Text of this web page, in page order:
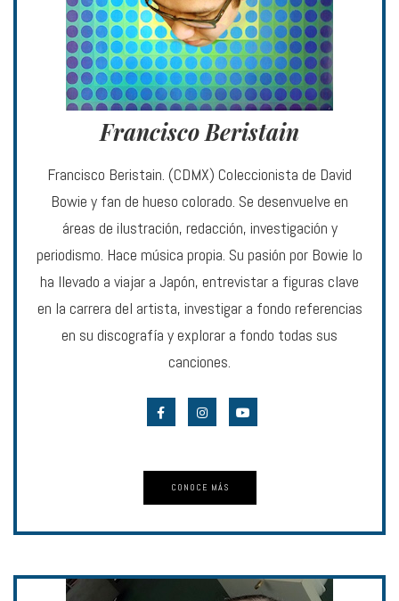
Francisco Beristain
Francisco Beristain. (CDMX) Coleccionista de David
Bowie y fan de hueso colorado. Se desenvuelve en
áreas de ilustración, redacción, investigación y
periodismo. Hace música propia. Su pasión por Bowie lo
ha llevado a viajar a Japón, entrevistar a figuras clave
en la carrera del artista, investigar a fondo referencias
en su discografía y explorar a fondo todas sus
canciones.
CONOCE MÁS